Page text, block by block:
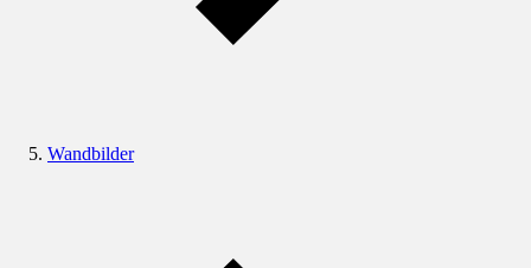
Wandbilder